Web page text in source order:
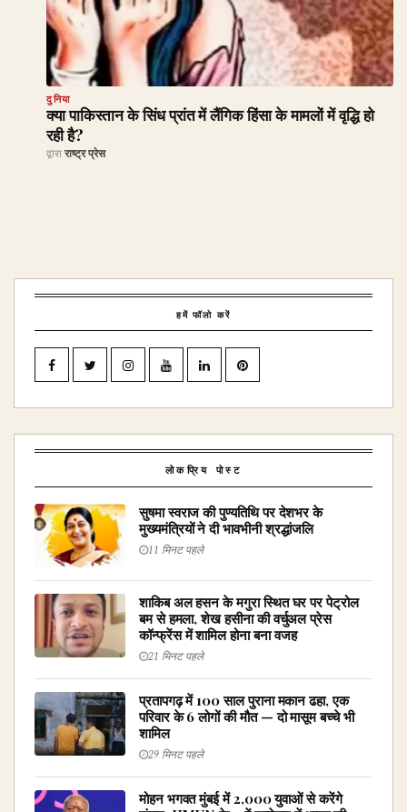
दुनिया
क्या पाकिस्तान के सिंध प्रांत में लैंगिक हिंसा के मामलों में वृद्धि हो
रही है?
द्वारा राष्ट्र प्रेस
हमें फॉलो करें
लोकप्रिय पोस्ट
सुषमा स्वराज की पुण्यतिथि पर देशभर के
मुख्यमंत्रियों ने दी भावभीनी श्रद्धांजलि
11 मिनट पहले
शाकिब अल हसन के मगुरा स्थित घर पर पेट्रोल
बम से हमला, शेख हसीना की वर्चुअल प्रेस
कॉन्फ्रेंस में शामिल होना बना वजह
21 मिनट पहले
प्रतापगढ़ में 100 साल पुराना मकान ढहा, एक
परिवार के 6 लोगों की मौत — दो मासूम बच्चे भी
शामिल
29 मिनट पहले
मोहन भगवत मुंबई में 2,000 युवाओं से करेंगे